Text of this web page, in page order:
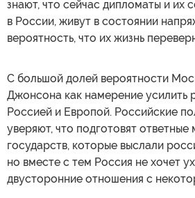
знают, что сейчас дипломаты и их
в России, живут в состоянии
вероятность, что их жизнь
С большой долей вероятности
Джонсона как намерение усилить
Россией и Европой. Российские
уверяют, что подготовят ответные
государств, которые выслали
но вместе с тем Россия не хочет
двусторонние отношения с